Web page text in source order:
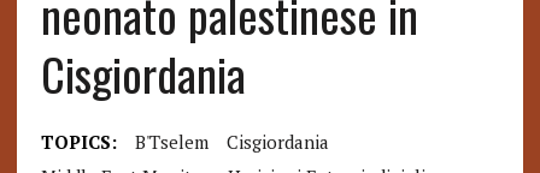
neonato palestinese in
Cisgiordania
TOPICS: B'Tselem
Cisgiordania